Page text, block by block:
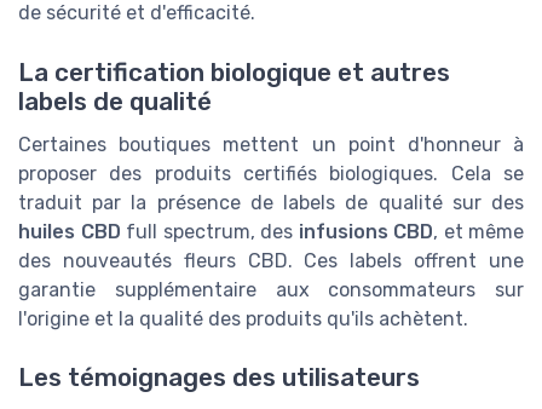
de sécurité et d'efficacité.
La certification biologique et autres
labels de qualité
Certaines boutiques mettent un point d'honneur à
proposer des produits certifiés biologiques. Cela se
traduit par la présence de labels de qualité sur des
huiles CBD full spectrum, des infusions CBD, et même
des nouveautés fleurs CBD. Ces labels offrent une
garantie supplémentaire aux consommateurs sur
l'origine et la qualité des produits qu'ils achètent.
Les témoignages des utilisateurs